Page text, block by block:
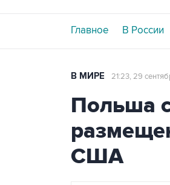
Главное В России
В МИРЕ 21:23, 29
Польша
США